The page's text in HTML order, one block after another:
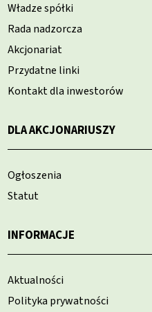
Władze spółki
Rada nadzorcza
Akcjonariat
Przydatne linki
Kontakt dla inwestorów
DLA AKCJONARIUSZY
Ogłoszenia
Statut
INFORMACJE
Aktualności
Polityka prywatności